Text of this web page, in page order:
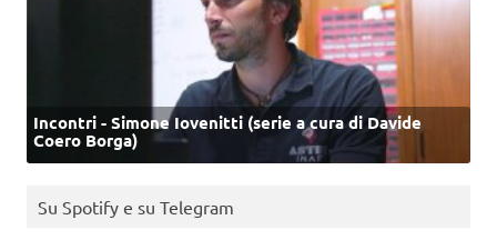
Incontri - Simone Iovenitti (serie a cura di Davide
Coero Borga)
Su Spotify e su Telegram